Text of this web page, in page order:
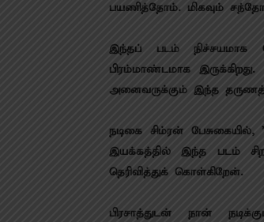
பயணித்தோம். மிகவும்
இந்தப் படம் நிச்சயமாக
பிரம்மாண்டமாக
அனைவருக்கும் இந்த
நடிகை சிம்ரன்
இயக்கத்தில் இந்த படம்
தெரிவித்துக் கொள்கிறேன்.
பிரசாத்துடன் நான்